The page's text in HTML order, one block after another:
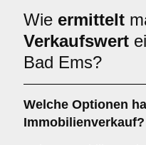
Wie ermittelt
Verkaufswert
Bad Ems?
Welche Optionen
Immobilienverkauf?